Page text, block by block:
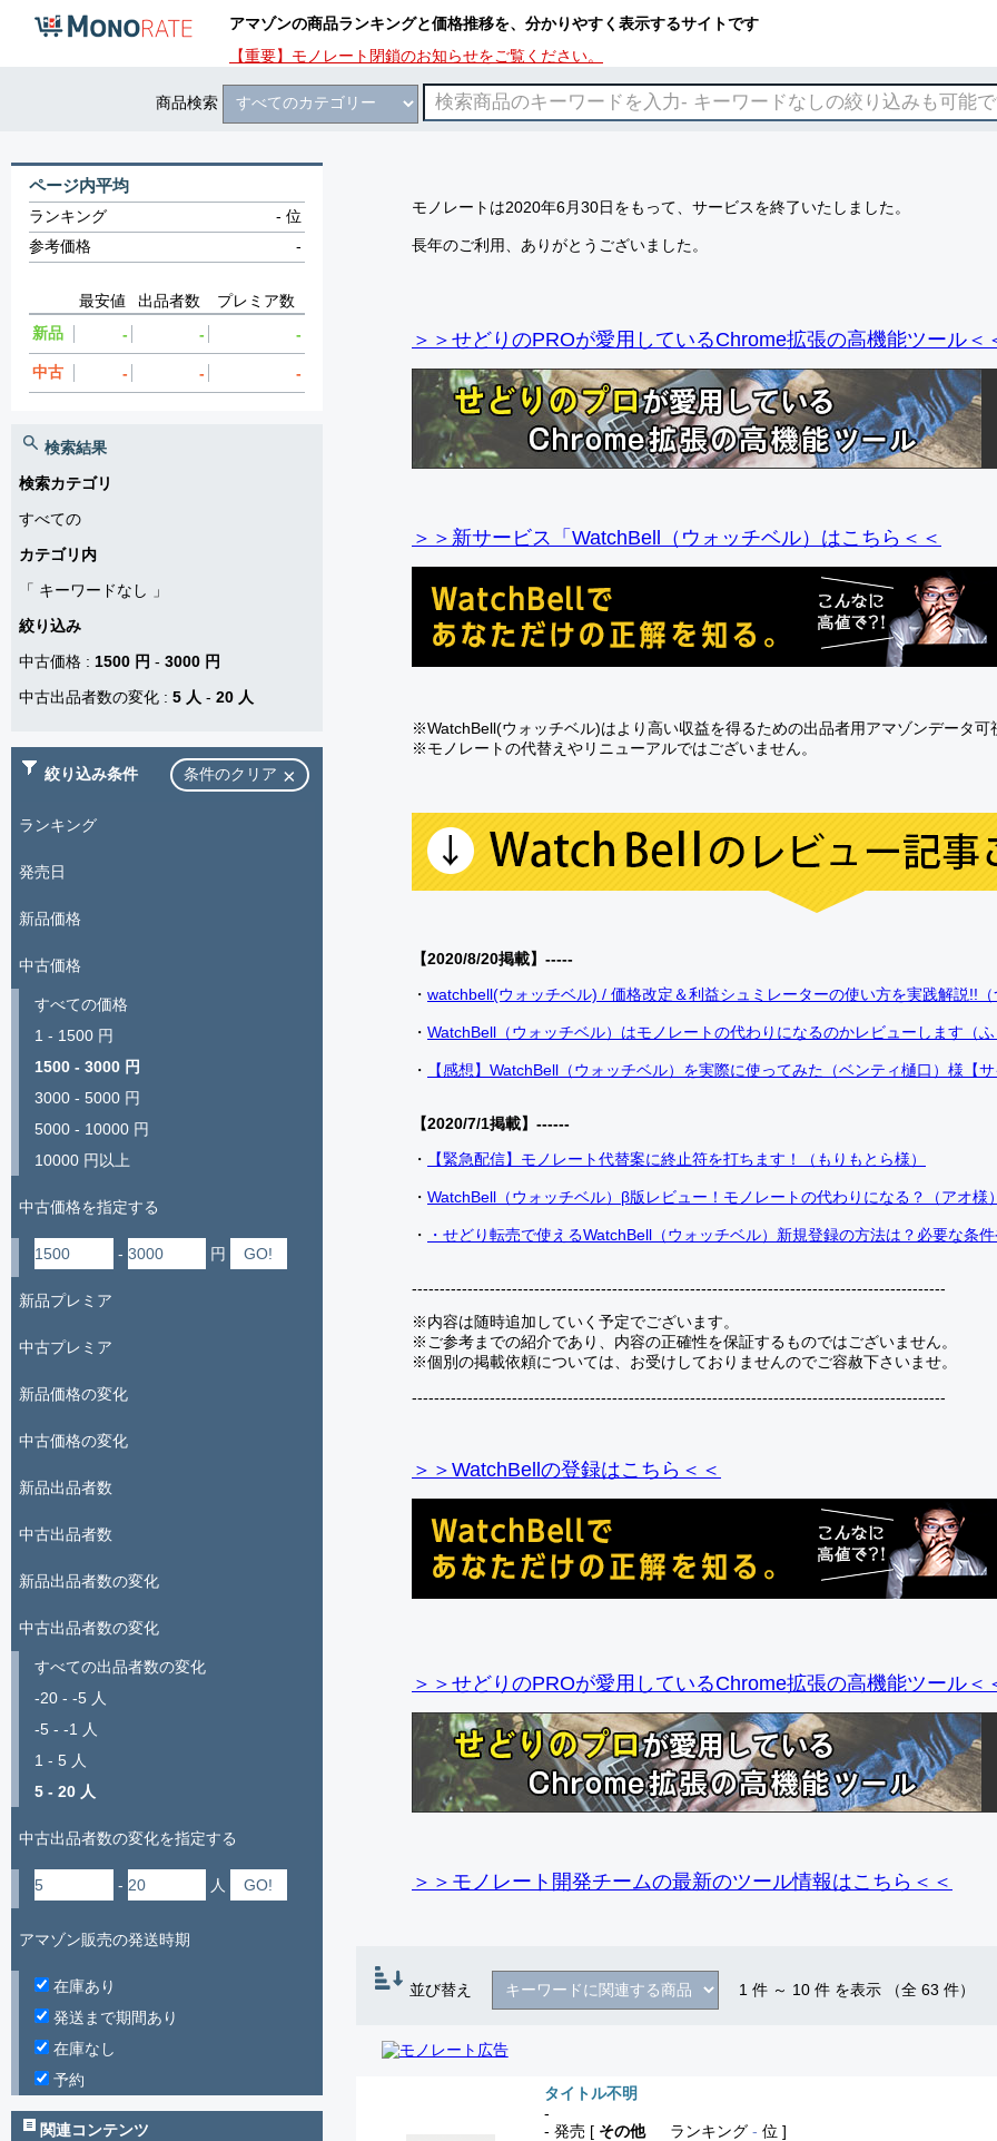
アマゾンの商品ランキングと価格推移を、分かりやすく表示するサイトです
【重要】モノレート閉鎖のお知らせをご覧ください。
商品検索
モノレートは2020年6月30日をもって、サービスを終了いたしました。
長年のご利用、ありがとうございました。
＞＞せどりのPROが愛用しているChrome拡張の高機能ツール＜
＞＞新サービス「WatchBell（ウォッチベル）はこちら＜＜
※WatchBell(ウォッチベル)はより高い収益を得るための出品者用アマゾンデータ可
※モノレートの代替えやリニューアルではございません。
【2020/8/20掲載】-----
・ watchbell(ウォッチベル) / 価格改定＆利益シュミレーターの使い方を実践解説!!
・ WatchBell（ウォッチベル）はモノレートの代わりになるのかレビューします（
・ 【感想】WatchBell（ウォッチベル）を実際に使ってみた（ベンティ樋口）様【
【2020/7/1掲載】------
・
【緊急配信】モノレート代替案に終止符を打ちます！（もりもとら様）
・ WatchBell（ウォッチベル）β版レビュー！モノレートの代わりになる？（アオ様
・ ・せどり転売で使えるWatchBell（ウォッチベル）新規登録の方法は？必要な条
------------------------------------------------------------------------------------------------
※内容は随時追加していく予定でございます。
※ご参考までの紹介であり、内容の正確性を保証するものではございません。
※個別の掲載依頼については、お受けしておりませんのでご容赦下さいませ。
------------------------------------------------------------------------------------------------
＞＞WatchBellの登録はこちら＜＜
＞＞せどりのPROが愛用しているChrome拡張の高機能ツール＜
＞＞モノレート開発チームの最新のツール情報はこちら＜＜
並び替え 1 件 ～ 10 件 を表示 （全 63 件）
タイトル不明
-
- 発売 [ その他 ランキング - 位 ]
ページ内平均
ランキング -位
参考価格
-
最安値 出品者数
プレミア数
新品
- - -
中古 - - -
検索結果
検索カテゴリ
すべての
カテゴリ内
「 キーワードなし
」
絞り込み
中古価格 : 1500 円 - 3000 円
中古出品者数の変化 : 5 人 - 20 人
絞り込み条件 条件のクリア
ランキング
発売日
新品価格
中古価格
すべての価格
1 - 1500 円
1500 - 3000 円
3000 - 5000 円
5000 - 10000 円
10000 円以上
中古価格を指定する
- 円
新品プレミア
中古プレミア
新品価格の変化
中古価格の変化
新品出品者数
中古出品者数
新品出品者数の変化
中古出品者数の変化
すべての出品者数の変化
-20 - -5 人
-5 - -1 人
1 - 5 人
5 - 20 人
中古出品者数の変化を指定する
- 人
アマゾン販売の発送時期
在庫あり
発送まで期間あり
在庫なし
予約
関連コンテンツ